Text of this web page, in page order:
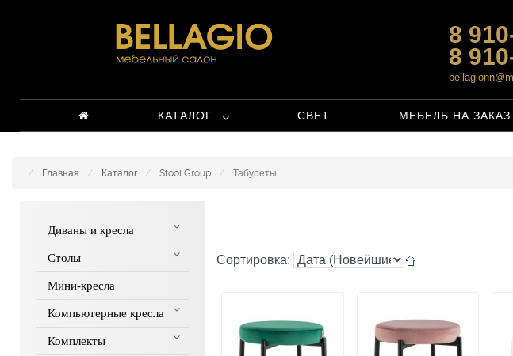
8
8
КАТАЛОГ СВЕТ МЕБЕЛЬ НА ЗАКАЗ
Главная Каталог Stool Group Табуреты
Диваны и кресла
Столы
Мини-кресла
Компьютерные кресла
Комплекты
Сортировка: